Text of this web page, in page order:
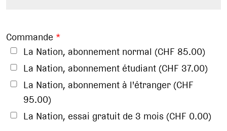
Commande *
La Nation, abonnement normal (CHF 85.00)
La Nation, abonnement étudiant (CHF 37.00)
La Nation, abonnement à l'étranger (CHF
95.00)
La Nation, essai gratuit de 3 mois (CHF 0.00)